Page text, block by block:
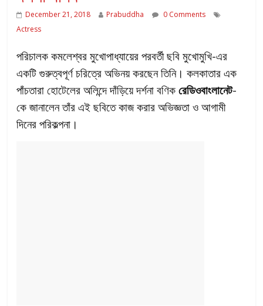
December 21, 2018 Prabuddha
0 Comments
Actress
পরিচালক কমলেশ্বর মুখোপাধ্যায়ের পরবর্তী ছবি মুখোমুখি-এর
একটি গুরুত্বপূর্ণ চরিত্রে অভিনয় করছেন তিনি। কলকাতার এক
পাঁচতারা হোটেলের অলিন্দে দাঁড়িয়ে দর্শনা বণিকরেডিওবাংলানেট-
কে জানালেন তাঁর এই ছবিতে কাজ করার অভিজ্ঞতা ও আগামী
দিনের পরিকল্পনা।